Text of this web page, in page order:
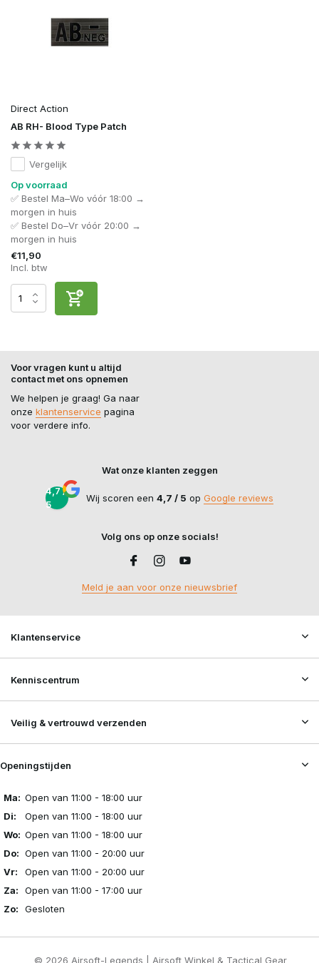
Direct Action
AB RH- Blood Type Patch
Vergelijk
Op voorraad
✅ Bestel Ma–Wo vóór 18:00 →
morgen in huis
✅ Bestel Do–Vr vóór 20:00 →
morgen in huis
€11,90
Incl. btw
Voor vragen kunt u altijd
contact met ons opnemen
We helpen je graag! Ga naar
onze klantenservice pagina
voor verdere info.
Wat onze klanten zeggen
4,7 /
5
Wij scoren een 4,7 / 5 op Google reviews
Volg ons op onze socials!
Meld je aan voor onze nieuwsbrief
Klantenservice
Kenniscentrum
Veilig & vertrouwd verzenden
Openingstijden
Ma: Open van 11:00 - 18:00 uur
Di:
Open van 11:00 - 18:00 uur
Wo: Open van 11:00 - 18:00 uur
Do: Open van 11:00 - 20:00 uur
Vr:
Open van 11:00 - 20:00 uur
Za:
Open van 11:00 - 17:00 uur
Zo:
Gesloten
© 2026 Airsoft-Legends | Airsoft Winkel & Tactical Gear